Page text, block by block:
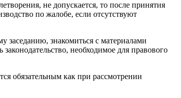
не допускается, то после принятия
по жалобе, если отсутствуют
заседанию, знакомиться с материалами
необходимое для правового
обязательным как при рассмотрении